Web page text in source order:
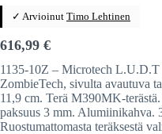
✓ Arvioinut Timo Lehtinen
616,99 €
1135-10Z – Microtech
ZombieTech, sivulta avautuva
11,9 cm. Terä M390MK-
paksuus 3 mm. Alumiinikahva.
Ruostumattomasta teräksestä